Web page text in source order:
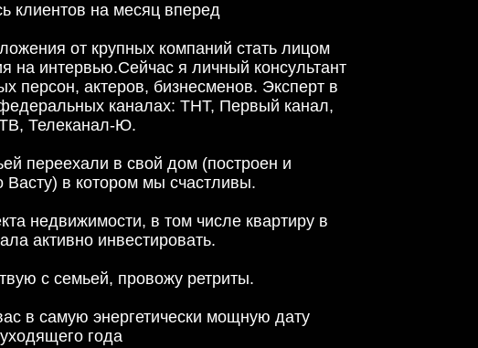
клиентов на месяц вперед
от крупных компаний стать лицом
на интервью.Сейчас я личный консультант
персон, актеров, бизнесменов. Эксперт в
каналах: ТНТ, Первый канал,
Телеканал-Ю.
переехали в свой дом (построен и
Васту) в котором мы счастливы.
недвижимости, в том числе квартиру в
активно инвестировать.
с семьей, провожу ретриты.
в самую энергетически мощную дату
уходящего года